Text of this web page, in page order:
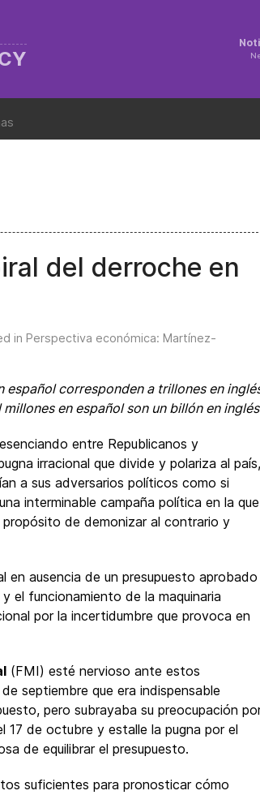
del derroche en
in Perspectiva económica: Martínez-
español corresponden a trillones en
millones en español son un billón en
entre Republicanos y
irracional que divide y polariza al país,
a sus adversarios políticos como si
interminable campaña política en la que
de demonizar al contrario y
en ausencia de un presupuesto aprobado
el funcionamiento de la maquinaria
por la incertidumbre que provoca en
(FMI) esté nervioso ante estos
septiembre que era indispensable
pero subrayaba su preocupación
17 de octubre y estalle la pugna por el
de equilibrar el presupuesto.
suficientes para pronosticar cómo